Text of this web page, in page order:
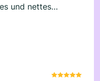
und nettes